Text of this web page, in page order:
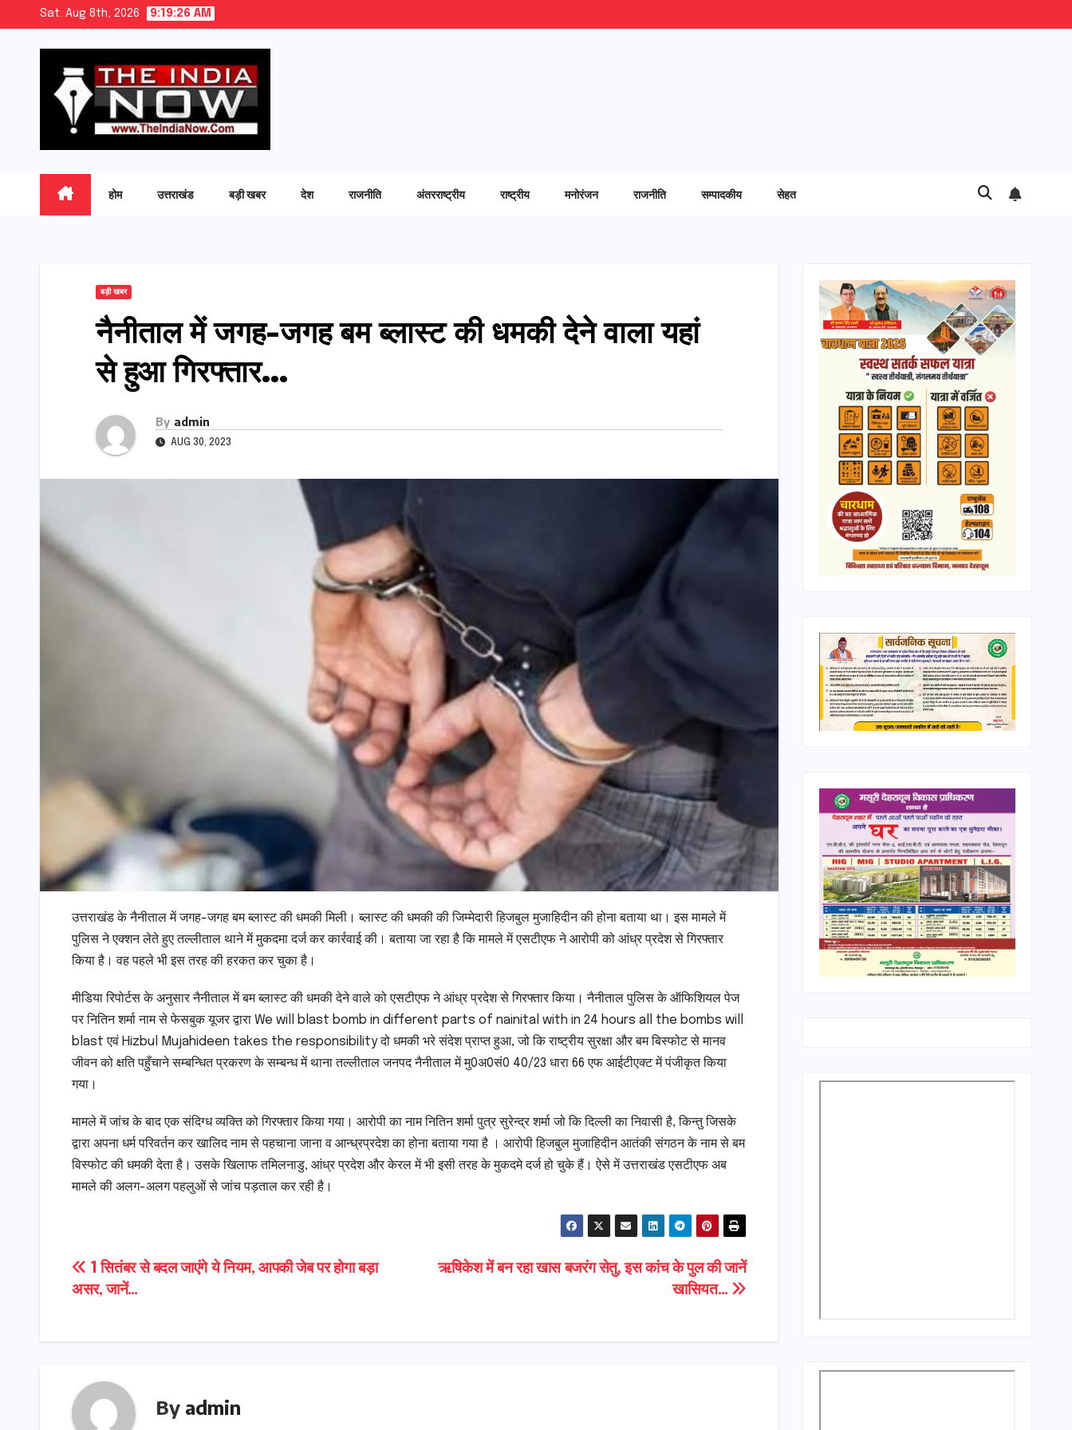
Sat. Aug 8th, 2026 9:19:27 AM
होम उत्तराखंड बड़ी खबर देश राजनीति अंतरराष्ट्रीय राष्ट्रीय मनोरंजन राजनीति सम्पादकीय सेहत
बड़ी खबर
नैनीताल में जगह-जगह बम ब्लास्ट की धमकी देने वाला यहां
से हुआ गिरफ्तार…
By admin
AUG 30, 2023
उत्तराखंड के नैनीताल में जगह-जगह बम ब्लास्ट की धमकी मिली। ब्लास्ट की धमकी की जिम्मेदारी हिजबुल मुजाहिदीन की होना बताया था। इस मामले में
पुलिस ने एक्शन लेते हुए तल्लीताल थाने में मुकदमा दर्ज कर कार्रवाई की। बताया जा रहा है कि मामले में एसटीएफ ने आरोपी को आंध्र प्रदेश से गिरफ्तार
किया है। वह पहले भी इस तरह की हरकत कर चुका है।
मीडिया रिपोर्टस के अनुसार नैनीताल में बम ब्लास्ट की धमकी देने वाले को एसटीएफ ने आंध्र प्रदेश से गिरफ्तार किया। नैनीताल पुलिस के ऑफिशियल पेज
पर नितिन शर्मा नाम से फेसबुक यूजर द्वारा We will blast bomb in different parts of nainital with in 24 hours all the bombs will
blast एवं Hizbul Mujahideen takes the responsibility दो धमकी भरे संदेश प्राप्त हुआ, जो कि राष्ट्रीय सुरक्षा और बम बिस्फोट से मानव
जीवन को क्षति पहुँचाने सम्बन्धित प्रकरण के सम्बन्ध में थाना तल्लीताल जनपद नैनीताल में मु0अ0सं0 40/23 धारा 66 एफ आईटीएक्ट में पंजीकृत किया
गया।
मामले में जांच के बाद एक संदिग्ध व्यक्ति को गिरफ्तार किया गया। आरोपी का नाम नितिन शर्मा पुत्र सुरेन्द्र शर्मा जो कि दिल्ली का निवासी है, किन्तु जिसके
द्वारा अपना धर्म परिवर्तन कर खालिद नाम से पहचाना जाना व आन्ध्रप्रदेश का होना बताया गया है । आरोपी हिजबुल मुजाहिदीन आतंकी संगठन के नाम से बम
विस्फोट की धमकी देता है। उसके खिलाफ तमिलनाडु, आंध्र प्रदेश और केरल में भी इसी तरह के मुकदमे दर्ज हो चुके हैं। ऐसे में उत्तराखंड एसटीएफ अब
मामले की अलग-अलग पहलुओं से जांच पड़ताल कर रही है।
Post
navigation
ऋषिकेश में बन रहा खास बजरंग सेतु, इस कांच के पुल की जानें
खासियत…
1 सितंबर से बदल जाएंगे ये नियम, आपकी जेब पर होगा बड़ा
असर, जानें…
By admin